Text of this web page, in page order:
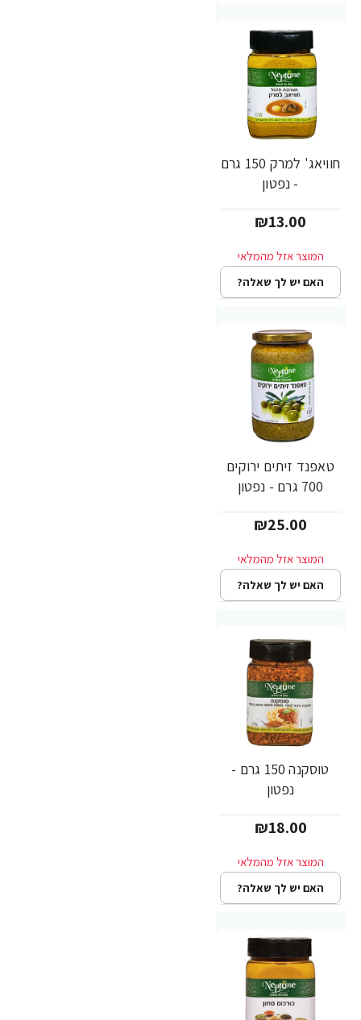
חוויאג' למרק 150 גרם
- נפטון
₪13.00
האם יש לך שאלה?
טאפנד זיתים ירוקים
700 גרם - נפטון
₪25.00
האם יש לך שאלה?
טוסקנה 150 גרם -
נפטון
₪18.00
האם יש לך שאלה?